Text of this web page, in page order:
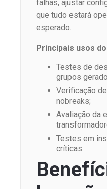
falhas, ajustar
que tudo estará
esperado.
Principais usos
Testes de
grupos
Verificação
nobreaks;
Avaliação da
Testes em
críticas.